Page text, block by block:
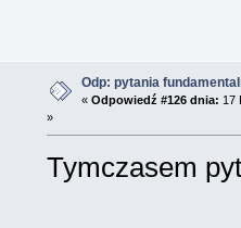
Odp: pytania
« Odpowiedź #126 dnia: 17
»
Tymczasem